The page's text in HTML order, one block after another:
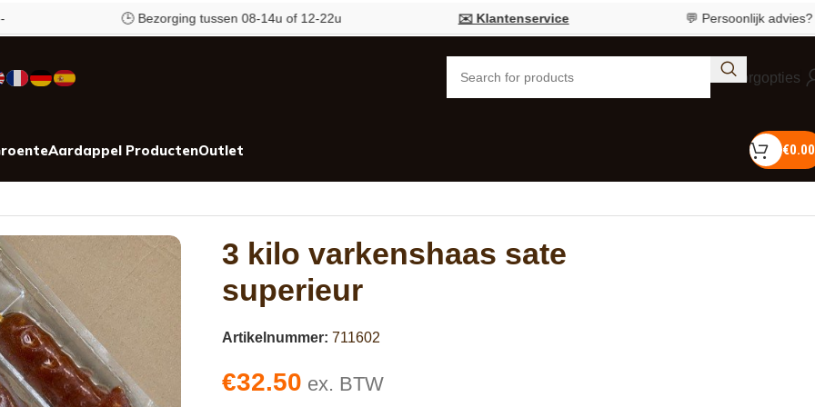
🕒 Bezorging tussen 08-14u of 12-22u ✉️ Klantenservice 💬 Persoonlijk advies?Bel
Bezorgopties
Aardappel ProductenOutlet €0.00
3 kilo varkenshaas sate
superieur
Artikelnummer: 711602
€32.50 ex. BTW